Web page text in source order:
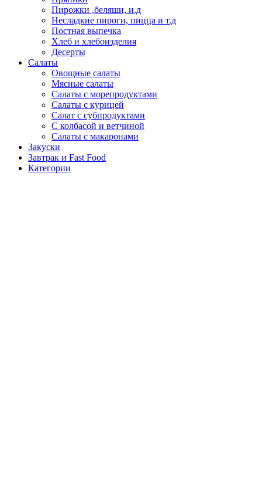
Пирожки ,беляши, и.д
Несладкие пироги, пицца и т.д
Постная выпечка
Хлеб и хлебоизделия
Десерты
Салаты
Овощные салаты
Мясные салаты
Салаты с морепродуктами
Салаты с курицей
Салат с субпродуктами
С колбасой и ветчиной
Салаты с макаронами
Закуски
Завтрак и Fast Food
Категории